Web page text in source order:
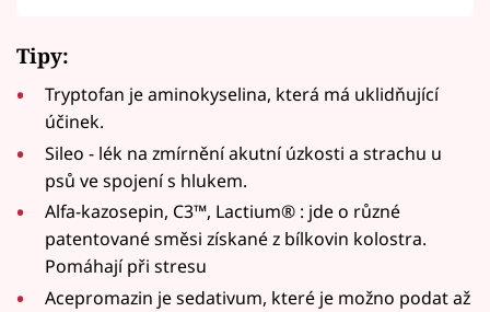
Tipy:
Tryptofan je aminokyselina, která má uklidňující
účinek.
Sileo - lék na zmírnění akutní úzkosti a strachu u
psů ve spojení s hlukem.
Alfa-kazosepin, C3™, Lactium® : jde o různé
patentované směsi získané z bílkovin kolostra.
Pomáhají při stresu
Acepromazin je sedativum, které je možno podat až